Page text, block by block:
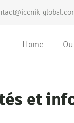
Home
et